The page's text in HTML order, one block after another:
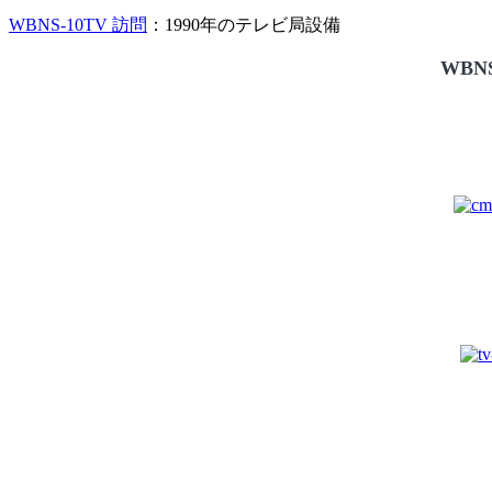
WBNS-10TV 訪問 ：1990年のテレビ局設備